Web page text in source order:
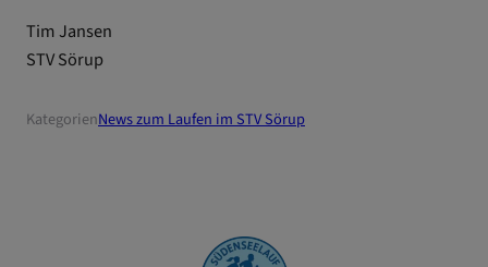
Tim Jansen
STV Sörup
KategorienNews zum Laufen im STV Sörup